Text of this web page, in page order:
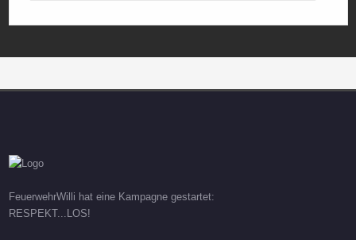
FeuerwehrWilli hat eine Kampagne gestartet:
RESPEKT...LOS!